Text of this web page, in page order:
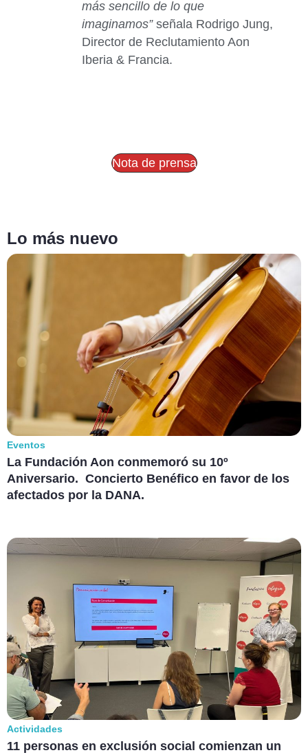
más sencillo de lo que
imaginamos” señala Rodrigo Jung,
Director de Reclutamiento Aon
Iberia & Francia.
Nota de prensa
Lo más nuevo
Eventos
La Fundación Aon conmemoró su 10º
Aniversario. Concierto Benéfico en favor de los
afectados por la DANA.
Actividades
11 personas en exclusión social comienzan un